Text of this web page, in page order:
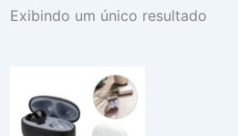
Exibindo um único resultado